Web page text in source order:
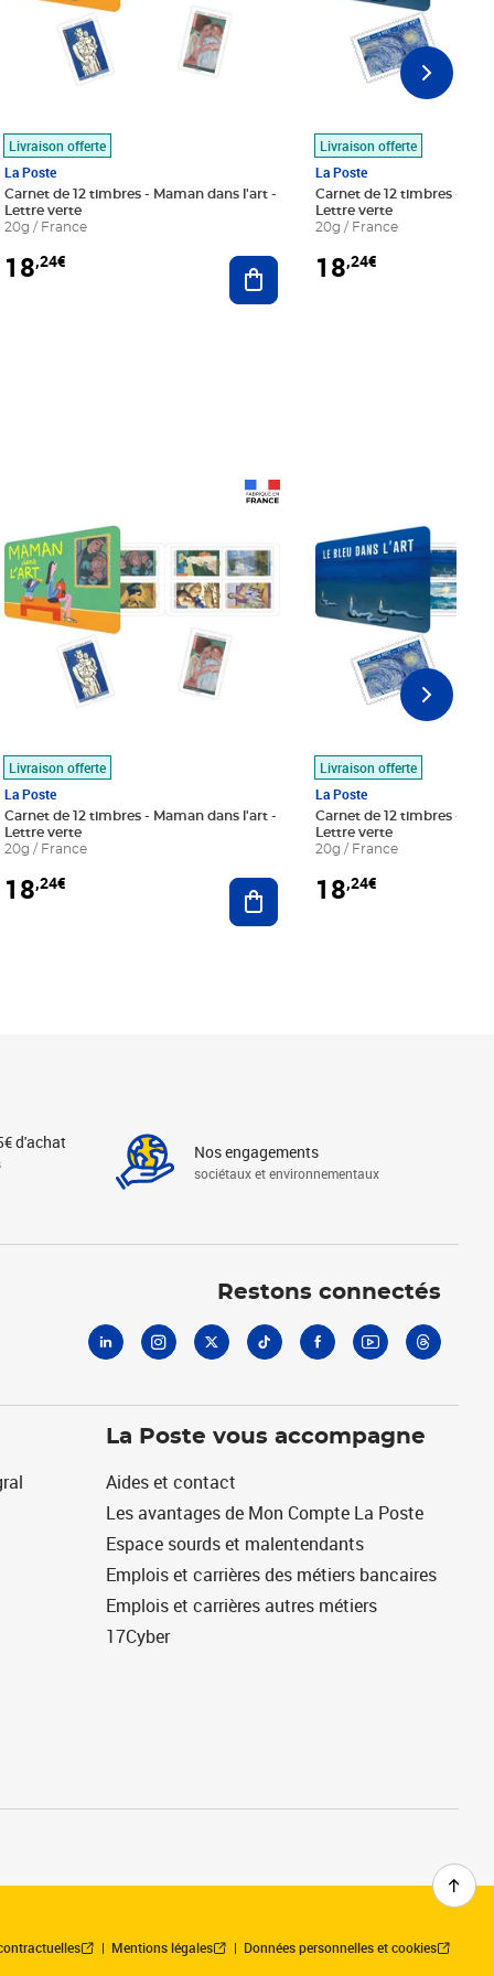
au panier
Livraison offerte
La Poste
Carnet de 12 timbres - Maman dans l'art -
Lettre verte
20g / France
18,24€ Ajouter au panier
Livraison offerte
La Poste
Carnet de 12 timbres - Le
Lettre verte
20g / France
18,24€
au panier
Livraison offerte
La Poste
Carnet de 12 timbres - Maman dans l'art -
Lettre verte
20g / France
18,24€ Ajouter au panier
Livraison offerte
La Poste
Carnet de 12 timbres - Le
Lettre verte
20g / France
18,24€
d'achat Nos engagements
sociétaux et environnementaux
Restons connectés
La Poste vous accompagne
Aides et contact
Les avantages de Mon Compte La Poste
Espace sourds et malentendants
Emplois et carrières des métiers bancaires
Emplois et carrières autres métiers
17Cyber
Mentions légales Données personnelles et cookies